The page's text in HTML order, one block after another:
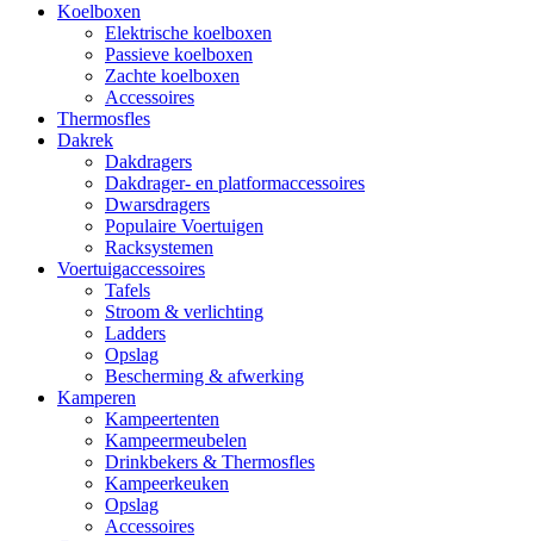
Koelboxen
Elektrische koelboxen
Passieve koelboxen
Zachte koelboxen
Accessoires
Thermosfles
Dakrek
Dakdragers
Dakdrager- en platformaccessoires
Dwarsdragers
Populaire Voertuigen
Racksystemen
Voertuigaccessoires
Tafels
Stroom & verlichting
Ladders
Opslag
Bescherming & afwerking
Kamperen
Kampeertenten
Kampeermeubelen
Drinkbekers & Thermosfles
Kampeerkeuken
Opslag
Accessoires